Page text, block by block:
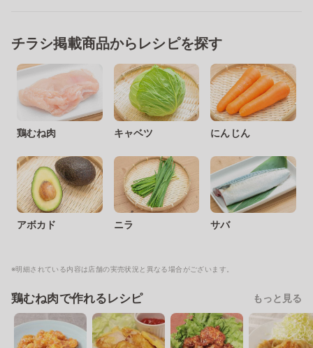
チラシ掲載商品からレシピを探す
鶏むね肉 キャベツ にんじん
アボカド ニラ サバ
※明細されている内容は店舗の実売状況と異なる場合がございます。
鶏むね肉で作れるレシピ もっと見る